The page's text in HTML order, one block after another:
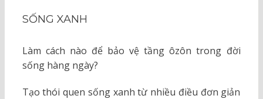
SỐNG XANH
Làm cách nào để bảo vệ tầng ôzôn trong đời
sống hàng ngày?
Tạo thói quen sống xanh từ nhiều điều đơn giản